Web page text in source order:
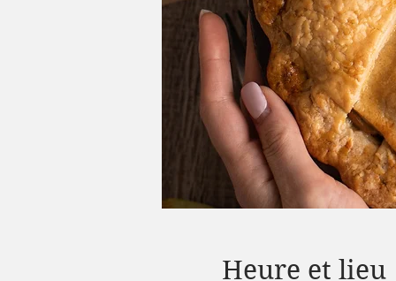
Heure et lieu